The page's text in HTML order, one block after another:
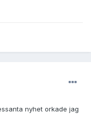
nyhet orkade jag